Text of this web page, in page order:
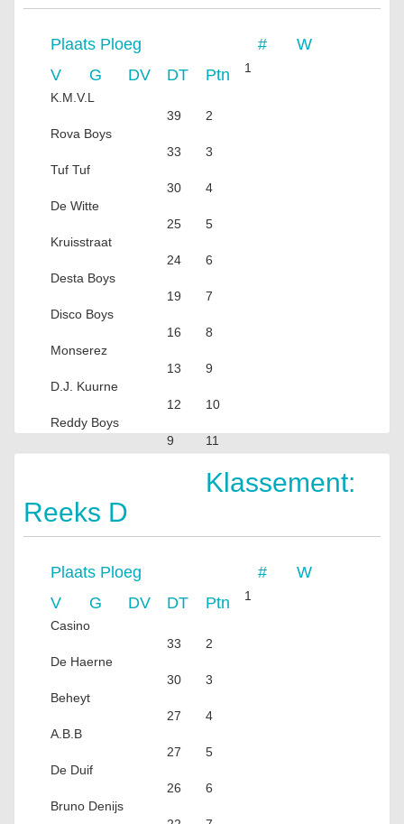
Plaats Ploeg #
W
V
G DV DT Ptn 1
K.M.V.L
39
2
Rova Boys
33
3
Tuf Tuf
30
4
De Witte
25
5
Kruisstraat
24
6
Desta Boys
19
7
Disco Boys
16
8
Monserez
13
9
D.J. Kuurne
12
10
Reddy Boys
9
11
Klassement:
Reeks D
Plaats Ploeg #
W
V
G DV DT Ptn 1
Casino
33
2
De Haerne
30
3
Beheyt
27
4
A.B.B
27
5
De Duif
26
6
Bruno Denijs